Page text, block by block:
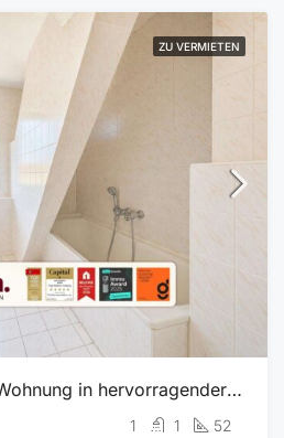
ZU VERMIETEN
Moderne Ein-Raum-Wohnung in hervorragender Lage | Separate Küche | Stellplatz & Keller
1 1 52